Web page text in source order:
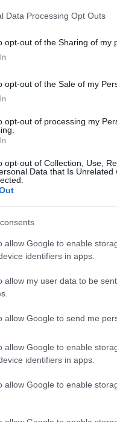
Data Processing Opt Outs
opt-out of the Sharing of my
opt-out of the Sale of my
opt-out of processing my
opt-out of Collection, Use,
Data that Is
allow Google to enable
identifiers in apps.
allow my user data to be
allow Google to send me
allow Google to enable
identifiers in apps.
allow Google to enable
nella sezione
di GalluraOggi.it
i tuoi video e
+39 345 356 7512
news da
Prossimo